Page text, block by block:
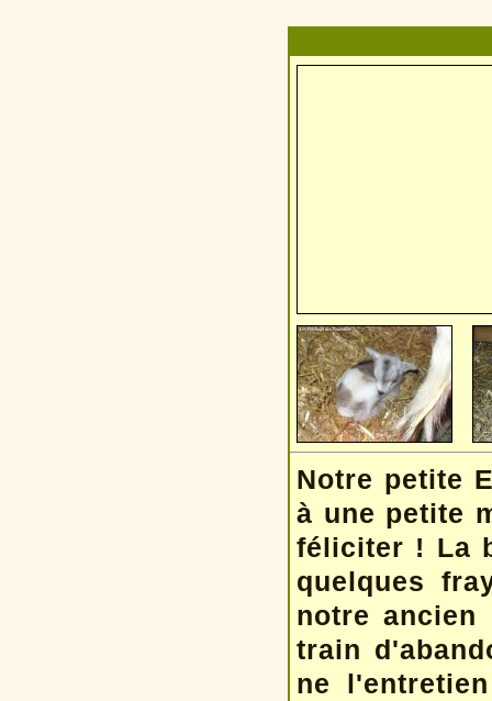
Notre petite
à une petite
féliciter ! La
quelques
notre ancien
train
ne